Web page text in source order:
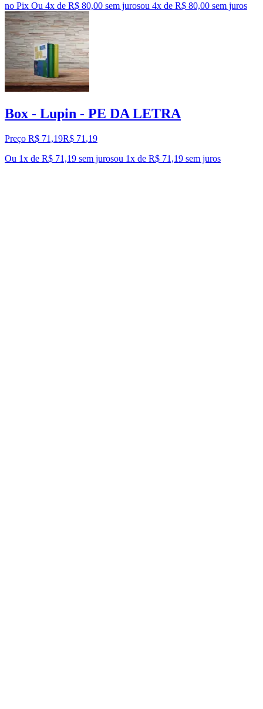
no Pix Ou 4x de R$ 80,00 sem jurosou 4x de R$ 80,00 sem juros
Box - Lupin - PE DA LETRA
Preço R$ 71,19R$ 71 ,19
Ou 1x de R$ 71,19 sem jurosou 1x de R$ 71,19 sem juros